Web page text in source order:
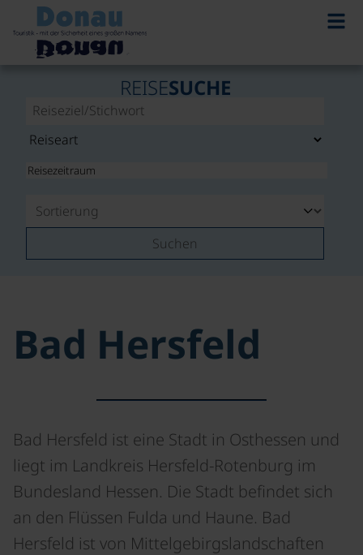
REISESUCHE
Suchen
Bad Hersfeld
Bad Hersfeld ist eine Stadt in Osthessen und
liegt im Landkreis Hersfeld-Rotenburg im
Bundesland Hessen. Die Stadt befindet sich
an den Flüssen Fulda und Haune. Bad
Hersfeld ist von Mittelgebirgslandschaften